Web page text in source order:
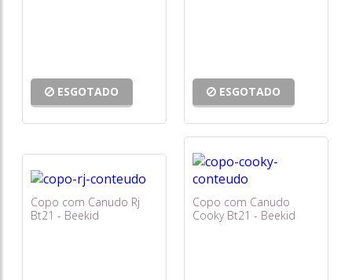
ESGOTADO ESGOTADO
Copo com Canudo Rj
Bt21 - Beekid
Copo com Canudo
Cooky Bt21 - Beekid